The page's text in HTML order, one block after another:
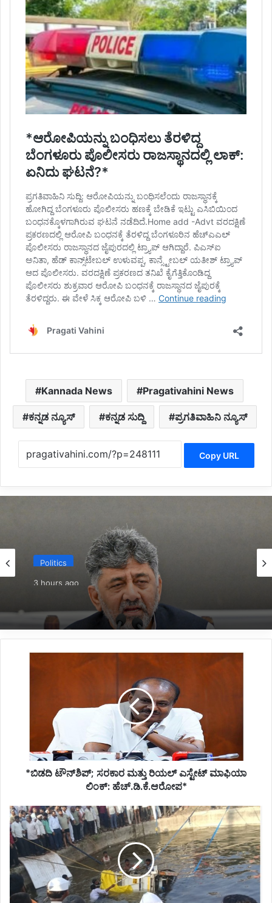
Kannada News Pragativahini News
ಕನ್ನಡ ನ್ಯೂಸ್ ಕನ್ನಡ ಸುದ್ದಿ ಪ್ರಗತಿವಾಹಿನಿ ನ್ಯೂಸ್
Copy URL
Politics
3 hours ago
*ಡಿಕೆಶಿ ಸಂಪುಟಕ್ಕೆ ಮಿನಿ ಸರ್ಜರಿ?*
ಟೌನ್‌ಶಿಪ್;
ಹೆಚ್.ಡಿ.ಕೆ.ಆರೋಪ*
*ಬಿಡದಿ ಟೌನ್‌ಶಿಪ್; ಸರಕಾರ ಮತ್ತು ರಿಯಲ್ ಎಸ್ಟೇಟ್ ಮಾಫಿಯಾ
ಲಿಂಕ್: ಹೆಚ್.ಡಿ.ಕೆ.ಆರೋಪ*
*ಪಂಡರಪುರದಲ್ಲಿ
ಭೀಕರ
ದುರಂತ:
ಬಾವಿಗೆ
ವಾಹನ
ಬಿದ್ದು
ಜನ